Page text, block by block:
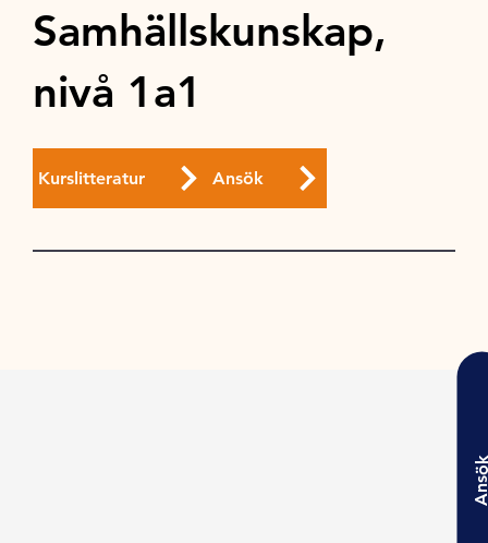
Samhällskunskap,
nivå 1a1
Kurslitteratur Ansök